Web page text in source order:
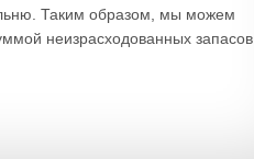
Таким образом, мы можем
неизрасходованных запасов